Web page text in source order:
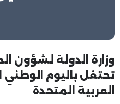
وزارة الدولة لشؤون
العربية المتحدة